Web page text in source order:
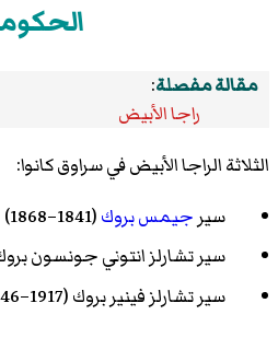
مقالة مفصلة:
راجا الأبيض
الثلاثةالراجا الأبيضفي سراوق كانوا:
سير جيمس بروك(1841–1868)
سيرتشارلز انتوني جونسون
سيرتشارلز فينير بروك(1917–1946)